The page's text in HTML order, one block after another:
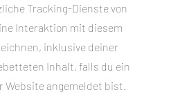
Tracking-Dienste von
Interaktion mit diesem
inklusive deiner
Inhalt, falls du ein
angemeldet bist.